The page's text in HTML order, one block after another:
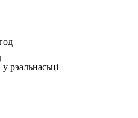
у рэальнасьці